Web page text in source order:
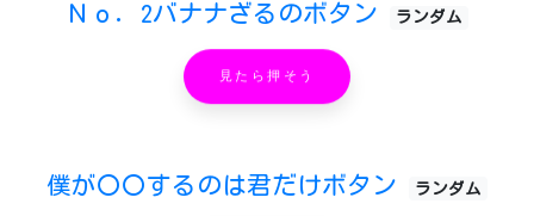
Ｎｏ．2バナナざるのボタン ランダム
見たら押そう
僕が〇〇するのは君だけボタン ランダム